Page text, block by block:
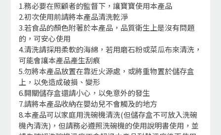
1.務必要在照顧者的監督下，讓寶寶使用本產品
2.初次使用前請將本產品清洗乾淨
3.若食品的顏色附著於本產品，品質衛生上是沒有問題
的，可安心使用
4.清洗請採用柔軟的海綿，若用磨石粉或菜瓜布來清洗，
可能會讓本產品產生刮痕
5.勿將本產品放置在靠近火源處，或將重物置於儲存盒
上，以免造成破損、變形
6.開關儲存盒還請小心，以免意外的發生
7.請將本產品收納在嬰幼兒不會觸及的地方
8.本產品可以家庭用洗碗機清洗(但儲存盒不可放入洗碗
機內清洗)，但請務必遵照洗碗機的使用說明書使用，並